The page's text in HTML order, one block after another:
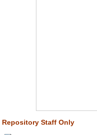
Repository Staff Only